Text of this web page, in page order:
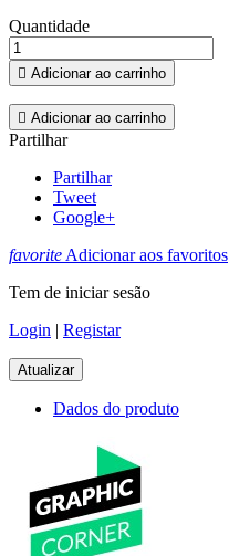
Quantidade
 Adicionar ao carrinho
 Adicionar ao carrinho
Partilhar
Partilhar
Tweet
Google+
favoriteAdicionar aos favoritos
Tem de iniciar sesão
Login | Registar
Dados do produto